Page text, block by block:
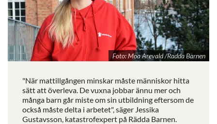
Foto: Moa Arevald /Radda Barnen
"När mattillgången minskar måste människor hitta
sätt att överleva. De vuxna jobbar ännu mer och
många barn går miste om sin utbildning eftersom de
också måste delta i arbetet", säger Jessika
Gustavsson, katastrofexpert på Rädda Barnen.